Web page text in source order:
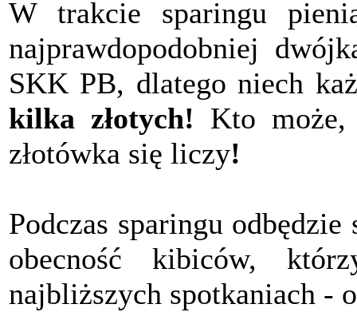
W trakcie sparingu
najprawdopodobniej
SKK PB, dlatego niech
kilka złotych! Kto może,
złotówka się liczy!
Podczas sparingu
obecność kibiców,
najbliższych spotkaniach -